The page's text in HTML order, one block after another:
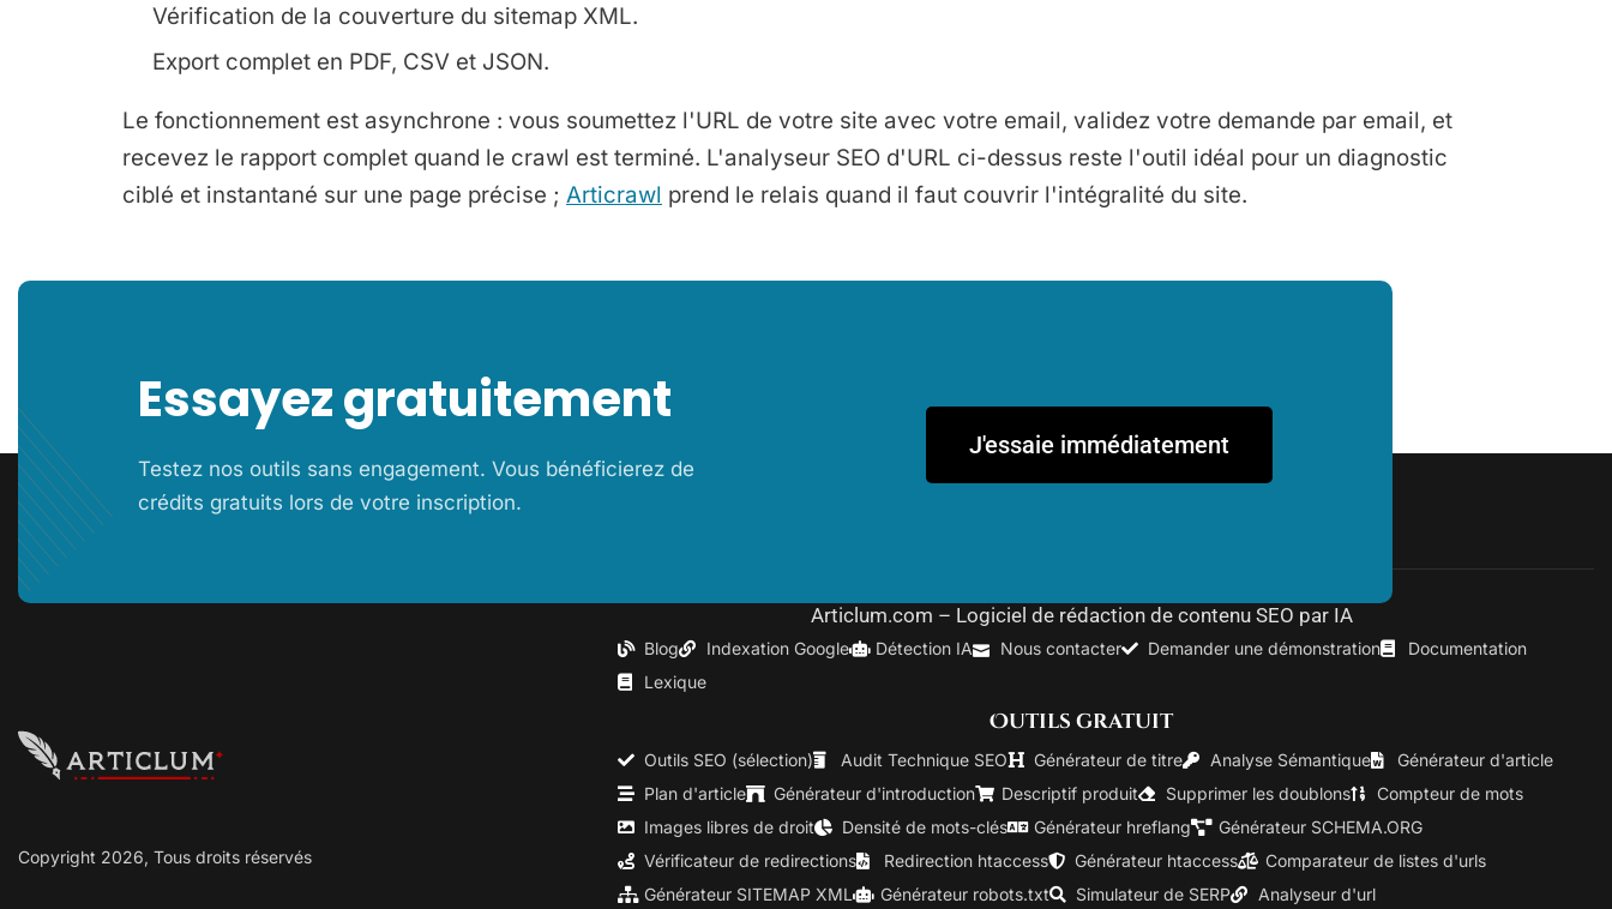
Vérification de la couverture du sitemap XML.
Export complet en PDF, CSV et JSON.
Le fonctionnement est asynchrone : vous soumettez l'URL de votre site avec votre email, validez votre demande par email, et
recevez le rapport complet quand le crawl est terminé. L'analyseur SEO d'URL ci-dessus reste l'outil idéal pour un diagnostic
ciblé et instantané sur une page précise ; Articrawl prend le relais quand il faut couvrir l'intégralité du site.
Essayez gratuitement
Testez nos outils sans engagement. Vous bénéficierez de
crédits gratuits lors de votre inscription.
J'essaie immédiatement
Copyright 2026, Tous droits réservés
Articlum.com – Logiciel de rédaction de contenu SEO par IA
Blog Indexation Google Détection IA Nous contacter Demander une démonstration
Documentation
Lexique
Outils gratuit
Outils SEO (sélection) Audit Technique SEO Générateur de titre Analyse Sémantique
Générateur d'article
Plan d'article
Générateur d'introduction Descriptif produit Supprimer les doublons
Compteur de mots
Images libres de droit
Densité de mots-clés Générateur hreflang
Générateur SCHEMA.ORG
Vérificateur de redirections
Redirection htaccess Générateur htaccess
Comparateur de listes d'urls
Générateur SITEMAP XML
Générateur robots.txt Simulateur de SERP Analyseur d'url